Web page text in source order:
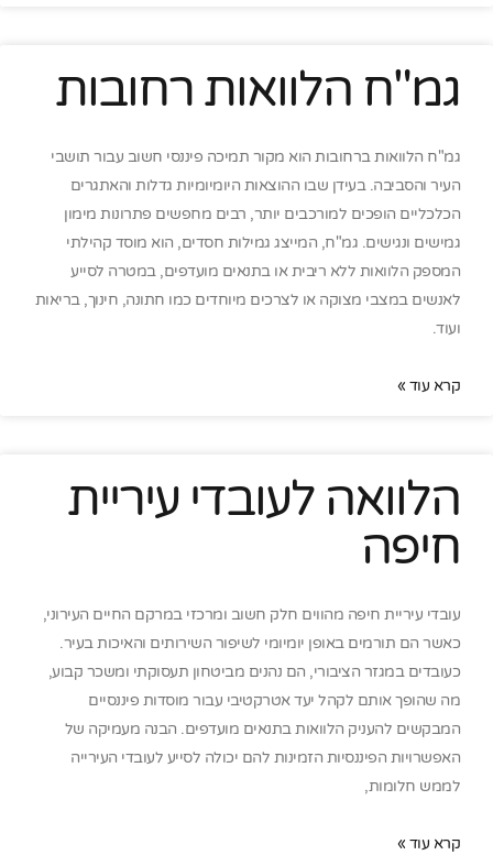
גמ"ח הלוואות רחובות
גמ"ח הלוואות ברחובות הוא מקור תמיכה פיננסי חשוב עבור תושבי
העיר והסביבה. בעידן שבו ההוצאות היומיומיות גדלות והאתגרים
הכלכליים הופכים למורכבים יותר, רבים מחפשים פתרונות מימון
גמישים ונגישים. גמ"ח, המייצג גמילות חסדים, הוא מוסד קהילתי
המספק הלוואות ללא ריבית או בתנאים מועדפים, במטרה לסייע
לאנשים במצבי מצוקה או לצרכים מיוחדים כמו חתונה, חינוך, בריאות
ועוד.
קרא עוד »
הלוואה לעובדי עיריית
חיפה
עובדי עיריית חיפה מהווים חלק חשוב ומרכזי במרקם החיים העירוני,
כאשר הם תורמים באופן יומיומי לשיפור השירותים והאיכות בעיר.
כעובדים במגזר הציבורי, הם נהנים מביטחון תעסוקתי ומשכר קבוע,
מה שהופך אותם לקהל יעד אטרקטיבי עבור מוסדות פיננסיים
המבקשים להעניק הלוואות בתנאים מועדפים. הבנה מעמיקה של
האפשרויות הפיננסיות הזמינות להם יכולה לסייע לעובדי העירייה
לממש חלומות,
קרא עוד »